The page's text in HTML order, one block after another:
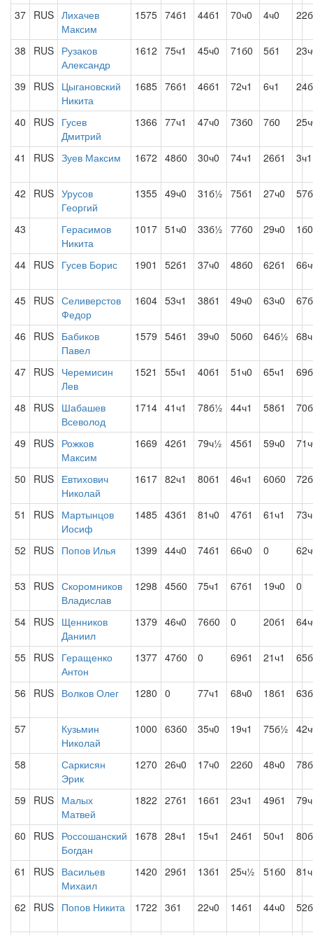
37 RUS Лихачев
Максим
1575 74б1 44б1 70ч0 4ч0
38 RUS Рузаков
Александр
1612 75ч1 45ч0 71б0 5б1
39 RUS Цыгановский
Никита
1685 76б1 46б1 72ч1 6ч1
40 RUS Гусев
Дмитрий
1366 77ч1 47ч0 73б0 7б0
41 RUS Зуев Максим 1672 48б0 30ч0 74ч1 26б1 3ч1
42 RUS Урусов
Георгий
1355 49ч0 31б½ 75б1 27ч0
43
Герасимов
Никита
1017 51ч0 33б½ 77б0 29ч0 1б0
44 RUS Гусев Борис 1901 52б1 37ч0 48б0 62б1
45 RUS Селиверстов
Федор
1604 53ч1 38б1 49ч0 63ч0
46 RUS Бабиков
Павел
1579 54б1 39ч0 50б0 64б½
47 RUS Черемисин
Лев
1521 55ч1 40б1 51ч0 65ч1
48 RUS Шабашев
Всеволод
1714 41ч1 78б½ 44ч1 58б1
49 RUS Рожков
Максим
1669 42б1 79ч½ 45б1 59ч0
50 RUS Евтихович
Николай
1617 82ч1 80б1 46ч1 60б0
51 RUS Мартынцов
Иосиф
1485 43б1 81ч0 47б1 61ч1
52 RUS Попов Илья 1399 44ч0 74б1 66ч0 0
53 RUS Скоромников
Владислав
1298 45б0 75ч1 67б1 19ч0 0
54 RUS Щенников
Даниил
1379 46ч0 76б0 0 20б1
55 RUS Геращенко
Антон
1377 47б0 0 69б1 21ч1
56 RUS Волков Олег 1280 0 77ч1 68ч0 18б1
57
Кузьмин
Николай
1000 63б0 35ч0 19ч1 75б½
58
Саркисян
Эрик
1270 26ч0 17ч0 22б0 48ч0
59 RUS Малых
Матвей
1822 27б1 16б1 23ч1 49б1
60 RUS Россошанский
Богдан
1678 28ч1 15ч1 24б1 50ч1
61 RUS Васильев
Михаил
1420 29б1 13б1 25ч½ 51б0
62 RUS Попов Никита 1722 3б1 22ч0 14б1 44ч0